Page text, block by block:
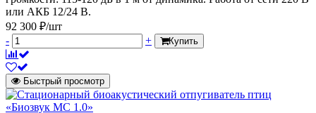
или АКБ 12/24 В.
92 300 ₽/шт
-
+ Купить
Быстрый просмотр